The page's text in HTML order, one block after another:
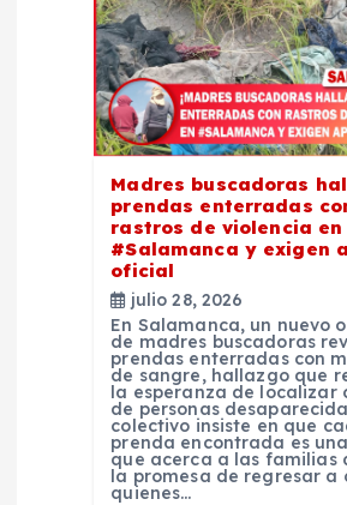
Madres buscadoras
prendas enterradas
rastros de violencia en
#Salamanca y exigen
oficial
julio 28, 2026
En Salamanca, un nuevo
de madres buscadoras
prendas enterradas con
de sangre, hallazgo que
la esperanza de localizar
de personas
colectivo insiste en que
prenda encontrada es
que acerca a las familias
la promesa de regresar a
quienes…